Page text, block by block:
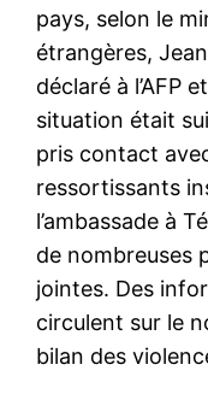
pays, selon le
étrangères,
déclaré à l’AFP
situation était
pris contact
ressortissants
l’ambassade à
de nombreuses
jointes. Des
circulent sur le
bilan des